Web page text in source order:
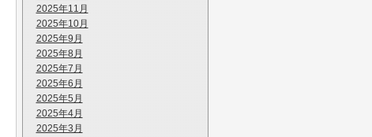
2025年11月
2025年10月
2025年9月
2025年8月
2025年7月
2025年6月
2025年5月
2025年4月
2025年3月